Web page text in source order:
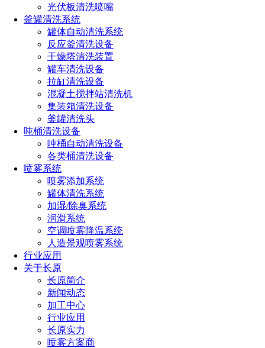
光伏板清洗喷嘴
釜罐清洗系统
罐体自动清洗系统
反应釜清洗设备
干燥塔清洗装置
罐车清洗设备
拉缸清洗设备
混凝土搅拌站清洗机
集装箱清洗设备
釜罐清洗头
吨桶清洗设备
吨桶自动清洗设备
各类桶清洗设备
喷雾系统
喷雾添加系统
罐体清洗系统
加湿/除臭系统
润滑系统
空调喷雾降温系统
人造景观喷雾系统
行业应用
关于长原
长原简介
新闻动态
加工中心
行业应用
长原实力
喷雾方案商
随着科技的发展和人们对环保的重视，双流体喷嘴也在不
断进行技术创新和改进，如更换耐酸碱材料，以满足不同的生
产需求和环保要求。因此，双流体喷嘴在石油化工行业中的未
来前景是非常广阔的。
点击免费获取选型方案报价
如您对长原产品有采购或者其他任何需求及疑问，请来电
或加微信沟通！电话：
上一篇：空气雾化二流体喷嘴的优缺点（探究二流体喷嘴性能
下一篇： 双流体喷嘴多少钱一个（2023年双流体喷嘴价格咨
热门文章
喷嘴规格型号参数（附：选择合适喷嘴的4个小技巧）
喷嘴的规格和型号选择方法（超详细喷嘴选型方法）
消防喷头型号类型及其应用大全（不同环境消防喷头的
选型技巧）
喷雾器喷头的种类有哪些型号（雾化喷头哪种效果最好
用）
喷头的种类有哪些（喷头分类全解析）